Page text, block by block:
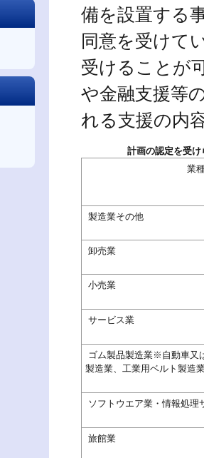
備を設置する
同意を受けて
受けることが
や金融支援等
れる支援の内
計画の認定を受
業
製造業その他
卸売業
小売業
サービス業
ゴム製品製造業※自動車又
製造業、工業用ベルト製造
ソフトウエア業・情報処理
旅館業